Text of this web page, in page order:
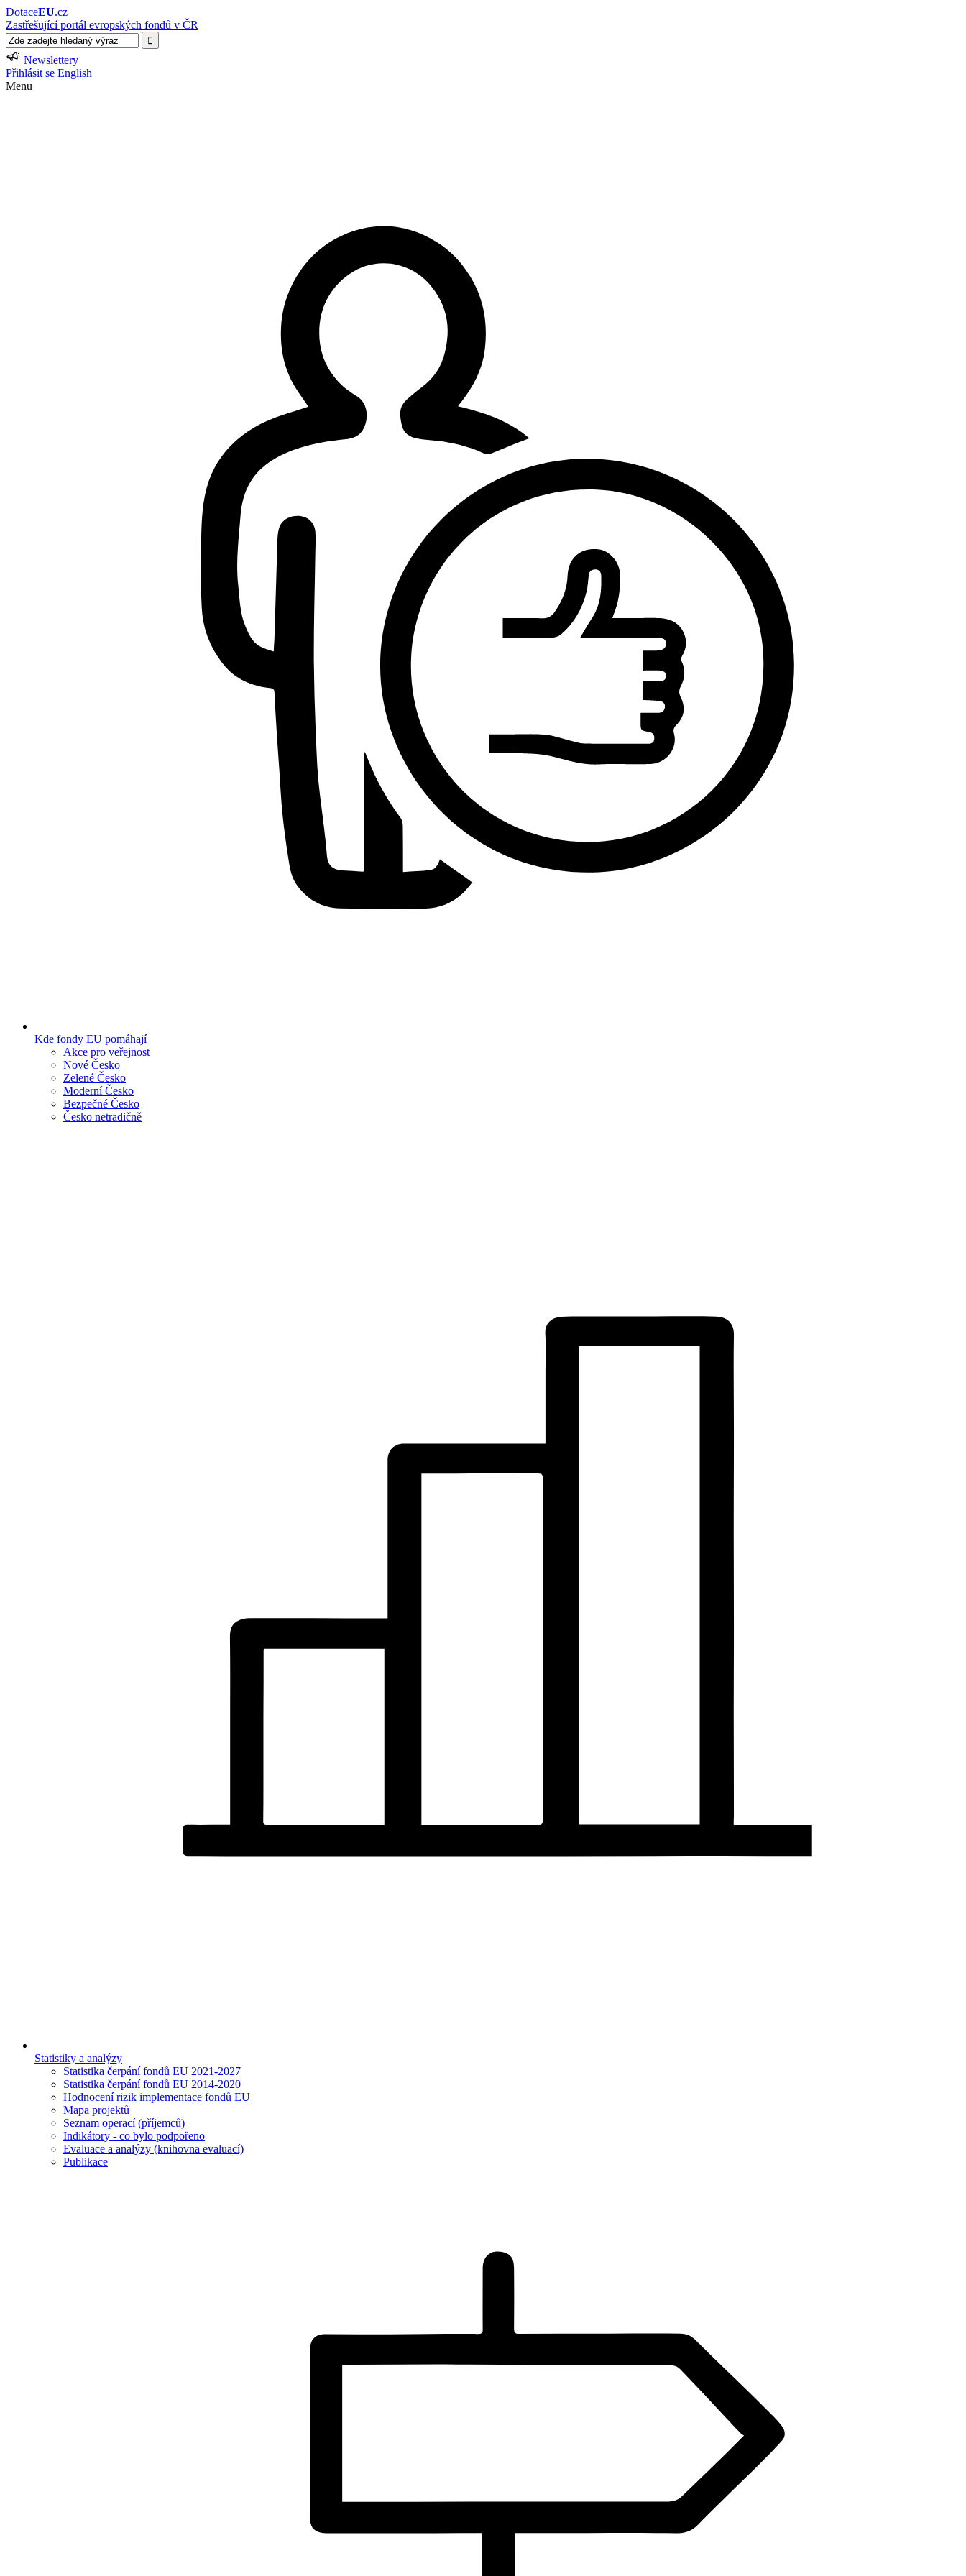
DotaceEU.cz
Zastřešující portál evropských fondů v ČR
Newslettery
Přihlásit se English
Menu
Kde fondy EU pomáhají
Akce pro veřejnost
Nové Česko
Zelené Česko
Moderní Česko
Bezpečné Česko
Česko netradičně
Statistiky a analýzy
Statistika čerpání fondů EU 2021-2027
Statistika čerpání fondů EU 2014-2020
Hodnocení rizik implementace fondů EU
Mapa projektů
Seznam operací (příjemců)
Indikátory - co bylo podpořeno
Evaluace a analýzy (knihovna evaluací)
Publikace